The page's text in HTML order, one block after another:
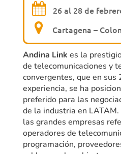
26 al 28 de
Cartagena –
Andina Link es la
de telecomunicaciones y
convergentes, que en sus
experiencia, se ha
preferido para las
de la industria en
las grandes empresas
operadores de
programación,